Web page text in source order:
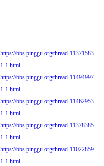
https://bbs.pinggu.org/thread-11371583-
1-1.html
https://bbs.pinggu.org/thread-11494997-
1-1.html
https://bbs.pinggu.org/thread-11462953-
1-1.html
https://bbs.pinggu.org/thread-11378385-
1-1.html
https://bbs.pinggu.org/thread-11022859-
1-1.html